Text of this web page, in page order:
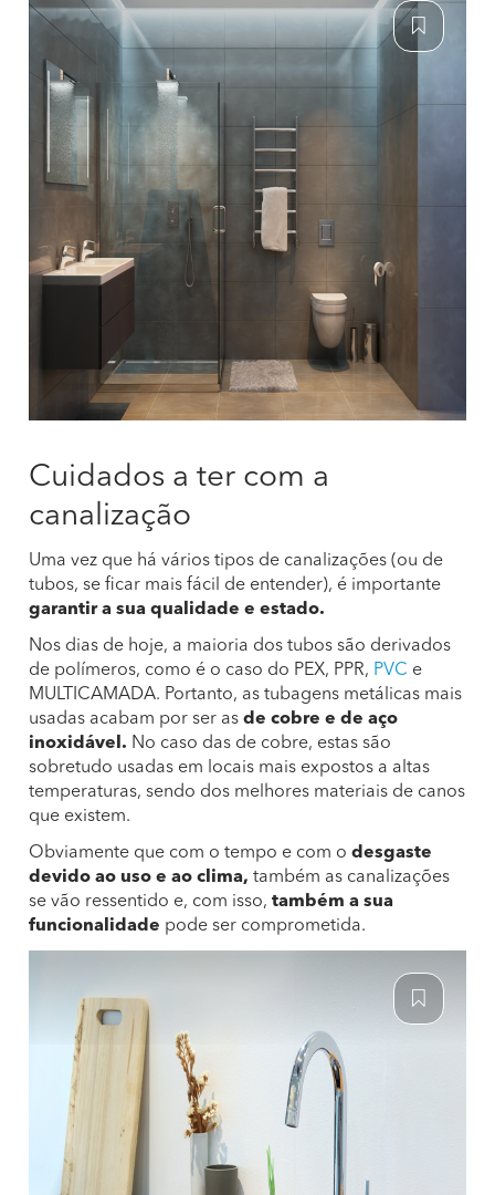
Cuidados a ter com a
canalização
Uma vez que há vários tipos de canalizações (ou de
tubos, se ficar mais fácil de entender), é importante
garantir a sua qualidade e estado.
Nos dias de hoje, a maioria dos tubos são derivados
de polímeros, como é o caso do PEX, PPR, PVC e
MULTICAMADA. Portanto, as tubagens metálicas mais
usadas acabam por ser as de cobre e de aço
inoxidável. No caso das de cobre, estas são
sobretudo usadas em locais mais expostos a altas
temperaturas, sendo dos melhores materiais de canos
que existem.
Obviamente que com o tempo e com o desgaste
devido ao uso e ao clima, também as canalizações
se vão ressentido e, com isso, também a sua
funcionalidade pode ser comprometida.